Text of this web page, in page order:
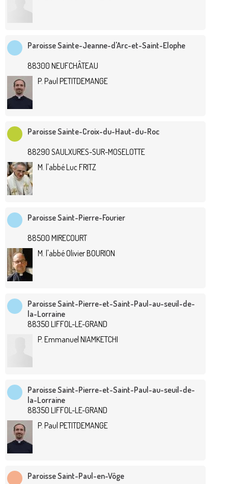
Paroisse Sainte-Jeanne-d'Arc-et-Saint-Elophe
88300 NEUFCHÂTEAU
P. Paul PETITDEMANGE
Paroisse Sainte-Croix-du-Haut-du-Roc
88290 SAULXURES-SUR-MOSELOTTE
M. l'abbé Luc FRITZ
Paroisse Saint-Pierre-Fourier
88500 MIRECOURT
M. l'abbé Olivier BOURION
Paroisse Saint-Pierre-et-Saint-Paul-au-seuil-de-
la-Lorraine
88350 LIFFOL-LE-GRAND
P. Emmanuel NIAMKETCHI
Paroisse Saint-Pierre-et-Saint-Paul-au-seuil-de-
la-Lorraine
88350 LIFFOL-LE-GRAND
P. Paul PETITDEMANGE
Paroisse Saint-Paul-en-Vôge